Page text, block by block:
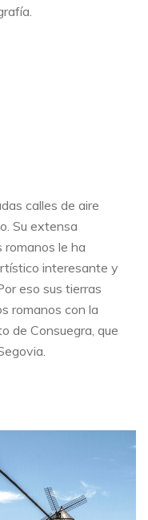
calles de aire
Su extensa
le ha
interesante y
eso sus tierras
romanos con la
de Consuegra, que